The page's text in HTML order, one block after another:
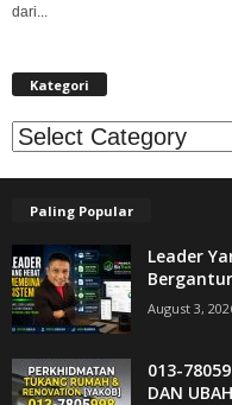
dari...
Kategori
Kategori
Paling Popular
Leader
August 3,
013-
DAN